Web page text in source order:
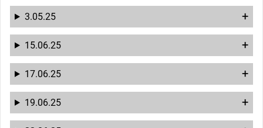
3.05.25
15.06.25
17.06.25
19.06.25